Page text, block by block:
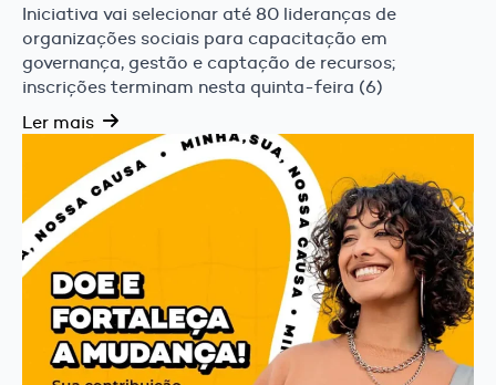
Iniciativa vai selecionar até 80 lideranças de
organizações sociais para capacitação em
governança, gestão e captação de recursos;
inscrições terminam nesta quinta-feira (6)
Ler mais